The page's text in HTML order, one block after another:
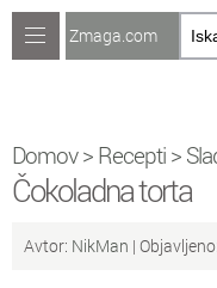
Računalništvo
Recepti
Naredi sam
Forum
Zmaga.com
Domov> Recepti >
Čokoladna torta
Avtor: NikMan |